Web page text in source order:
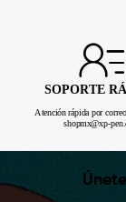
SOPORTE
Atención rápida por
shopmx@xp-